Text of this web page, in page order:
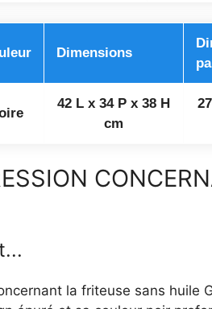
Dimensions
42 L x 34 P x 38 H
cm
la friteuse sans huile